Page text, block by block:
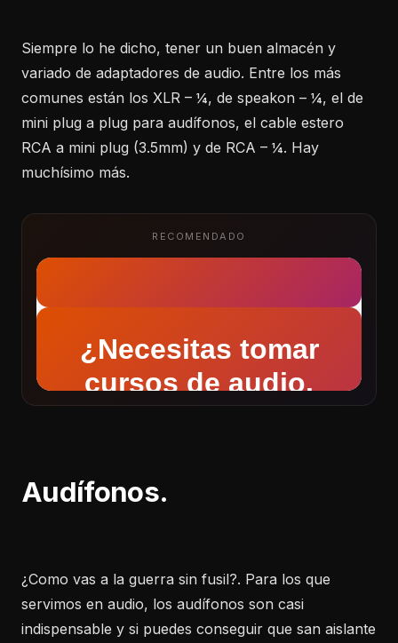
Siempre lo he dicho, tener un buen almacén y
variado de adaptadores de audio. Entre los más
comunes están los XLR – ¼, de speakon – ¼, el de
mini plug a plug para audífonos, el cable estero
RCA a mini plug (3.5mm) y de RCA – ¼. Hay
muchísimo más.
RECOMENDADO
Audífonos.
¿Como vas a la guerra sin fusil?. Para los que
servimos en audio, los audífonos son casi
indispensable y si puedes conseguir que san aislante